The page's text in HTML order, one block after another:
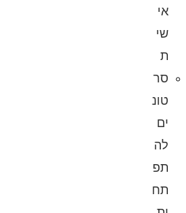
אי
שי
ת
סר
טונ
ים
לה
תפ
תח